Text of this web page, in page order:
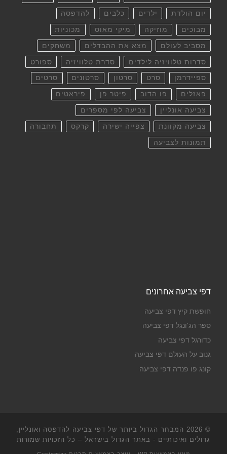
יום הולדת ילדים כלבים להדפסה
מבוכים מוזיקה מיקי מאוס מכוניות
מסביב לעולם מצא את ההבדלים משחקים
סדרות טלוויזיה לילדים סדרת טלוויזיה ספורט
ספיידרמן סרט סרטון סרטונים סרטים
פאזלים פו הדוב פיטר פן פיראטים
צביעה אונליין צביעה לפי מספרים
צביעה מקוונת צפייה ישירה קרקס תחבורה
תמונות לצביעה
דפי צביעה אחרונים
חופשת קיץ דפי צביעה
ספר הג'ונגל דפי צביעה
כדורגל דפי צביעה
גנוב על העולם דפי צביעה
קונג פו פנדה דפי צביעה
© 2026
המבחר הגדול ביותר של דפי צביעה להדפסה ואונליין,
גדולים ואיכותיים - באתר הגדול בישראל – כל הזכויות שמורות